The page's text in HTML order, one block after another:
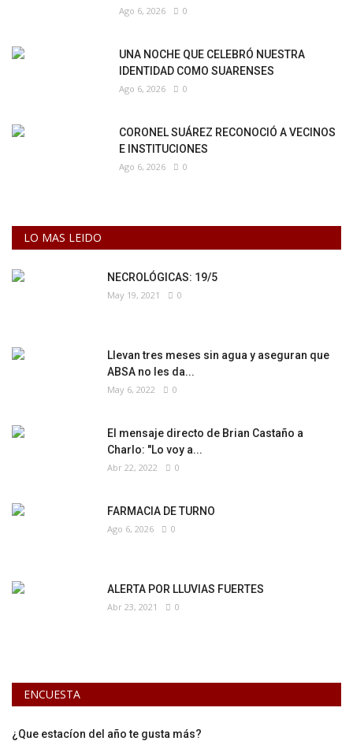
Ago 6, 2026 0
UNA NOCHE QUE CELEBRÓ NUESTRA
IDENTIDAD COMO SUARENSES
Ago 6, 2026 0
CORONEL SUÁREZ RECONOCIÓ A VECINOS
E INSTITUCIONES
Ago 6, 2026 0
LO MAS LEIDO
NECROLÓGICAS: 19/5
May 19, 2021 0
Llevan tres meses sin agua y aseguran que
ABSA no les da...
May 6, 2022 0
El mensaje directo de Brian Castaño a
Charlo: "Lo voy a...
Abr 22, 2022 0
FARMACIA DE TURNO
Ago 6, 2026 0
ALERTA POR LLUVIAS FUERTES
Abr 23, 2021 0
ENCUESTA
¿Que estacíon del año te gusta más?